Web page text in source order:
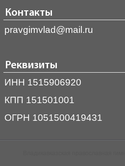
Контакты
pravgimvlad@mail.ru
Реквизиты
ИНН 1515906920
КПП 151501001
ОГРН 1051500419431